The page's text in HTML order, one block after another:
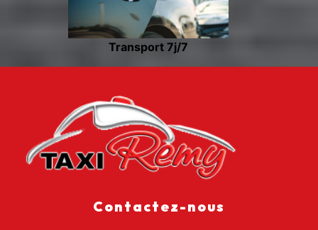
Transport 7j/7
Contactez-nous